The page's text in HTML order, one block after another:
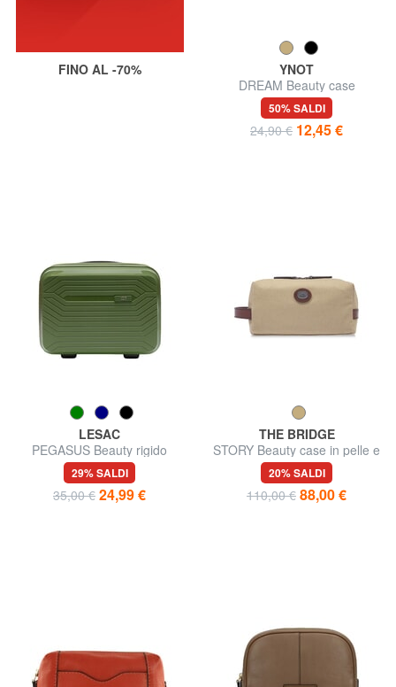
FINO AL -70%
YNOT
DREAM Beauty case
50% SALDI
24,90 € 12,45 €
LESAC
PEGASUS Beauty rigido
29% SALDI
35,00 € 24,99 €
THE BRIDGE
STORY Beauty case in pelle e
canvas
20% SALDI
110,00 € 88,00 €